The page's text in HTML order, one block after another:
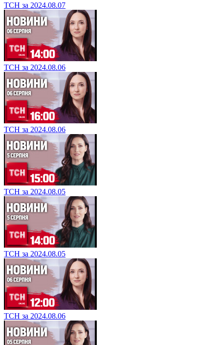
ТСН за 2024.08.07
ТСН за 2024.08.06
ТСН за 2024.08.06
ТСН за 2024.08.05
ТСН за 2024.08.05
ТСН за 2024.08.06